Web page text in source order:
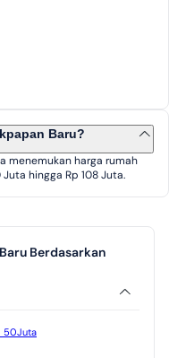
Baru?
menemukan harga rumah
hingga Rp 108 Juta.
Berdasarkan
50Juta